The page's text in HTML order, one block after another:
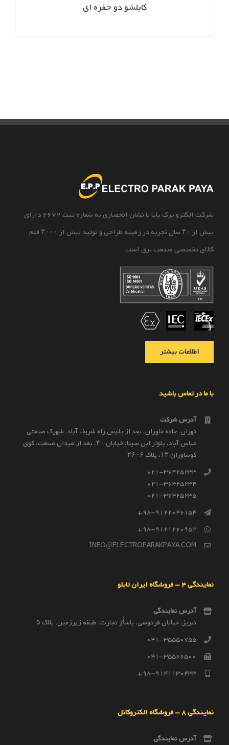
کابلشو دو حفره ای
شرکت الکترو پرک پایا با نشان انحصاری به شماره ثبت 2672 دارای
بیش از ۴۰ سال تجربه در زمینه طراحی و تولید بیش از ۳۰۰۰ قلم
کالای تخصصی صنعت برق است
اطلاعات بیشتر
با ما در تماس باشید
آدرس شرکت
تهران، جاده خاوران، بعد از پليس راه شريف آباد، شهرک صنعتى
عباس آباد، بلوار ابن سينا، خيابان ۴۰، بعد از ميدان صنعت، كوی
كوشاوران ۱۳، پلاک ۲۶۰۶
021-36425233
021-36425234
021-36425235
98-9122046154+
98-9121260952+
INFO@ELECTROPARAKPAYA.COM
نمایندگی 4 – فروشگاه ایران تابلو
آدرس نمایندگی
تبریز، خیابان فردوسی، پاساٰژ تجارت، طبقه زیرزمین، پلاک ۵
041-35550755
041-35566500
98-9141130433+
نمایندگی 8 – فروشگاه الکتروکاتل
آدرس نمایندگی